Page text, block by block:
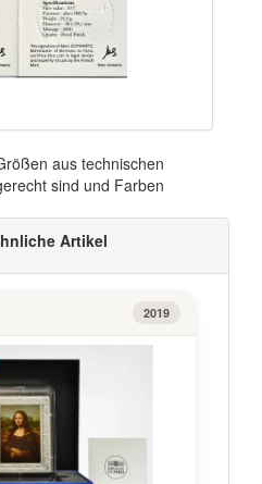
aus technischen
sind und Farben
Artikel
2019